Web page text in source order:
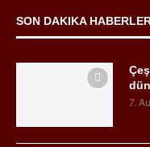
SON DAKIKA
7.